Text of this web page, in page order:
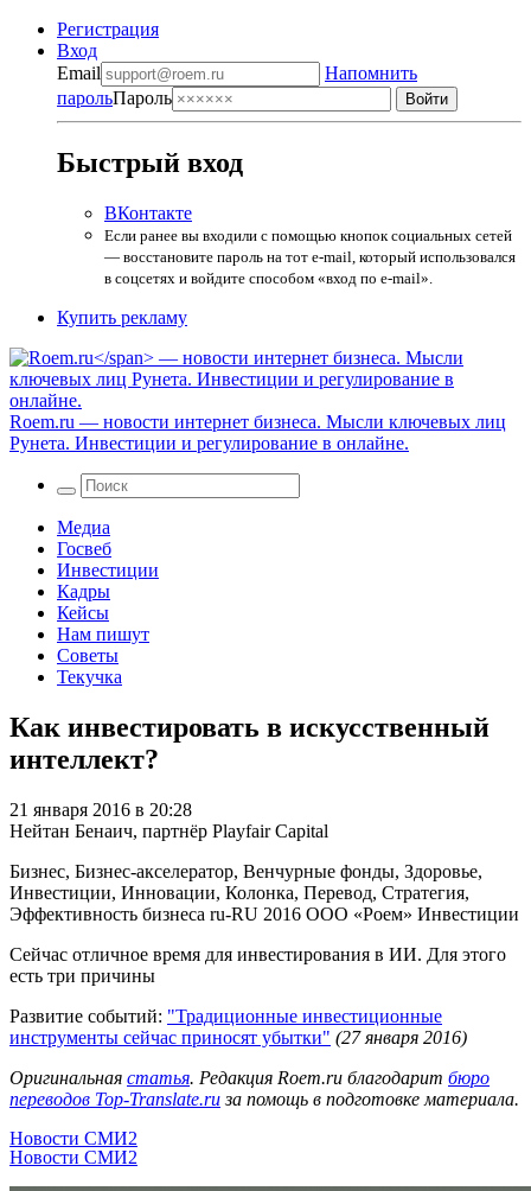
Регистрация
Вход
Email
Напомнить
парольПароль
Быстрый вход
ВКонтакте
Если ранее вы входили с помощью кнопок социальных сетей
— восстановите пароль на тот e-mail, который использовался
в соцсетях и войдите способом «вход по e-mail».
Купить рекламу
Roem.ru — новости интернет бизнеса. Мысли ключевых лиц
Рунета. Инвестиции и регулирование в онлайне.
Медиа
Госвеб
Инвестиции
Кадры
Кейсы
Нам пишут
Советы
Текучка
Как инвестировать в искусственный
интеллект?
21 января 2016 в 20:28
Нейтан Бенаич, партнёр Playfair Capital
Бизнес, Бизнес-акселератор, Венчурные фонды, Здоровье,
Инвестиции, Инновации, Колонка, Перевод, Стратегия,
Эффективность бизнеса ru-RU 2016 ООО «Роем» Инвестиции
Сейчас отличное время для инвестирования в ИИ. Для этого
есть три причины
Развитие событий: "Традиционные инвестиционные
инструменты сейчас приносят убытки" (27 января 2016)
Оригинальная статья. Редакция Roem.ru благодарит бюро
переводов Top-Translate.ruза помощь в подготовке материала.
Новости СМИ2
Новости СМИ2